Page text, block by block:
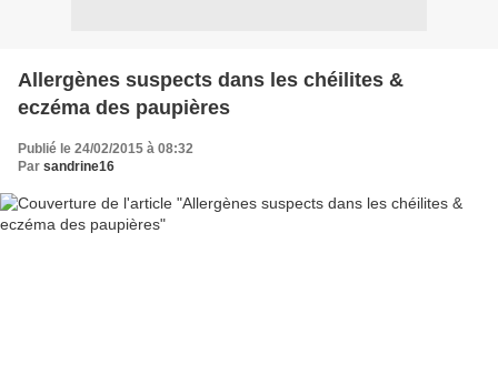
Allergènes suspects dans les chéilites &
eczéma des paupières
Publié le 24/02/2015 à 08:32
Par sandrine16